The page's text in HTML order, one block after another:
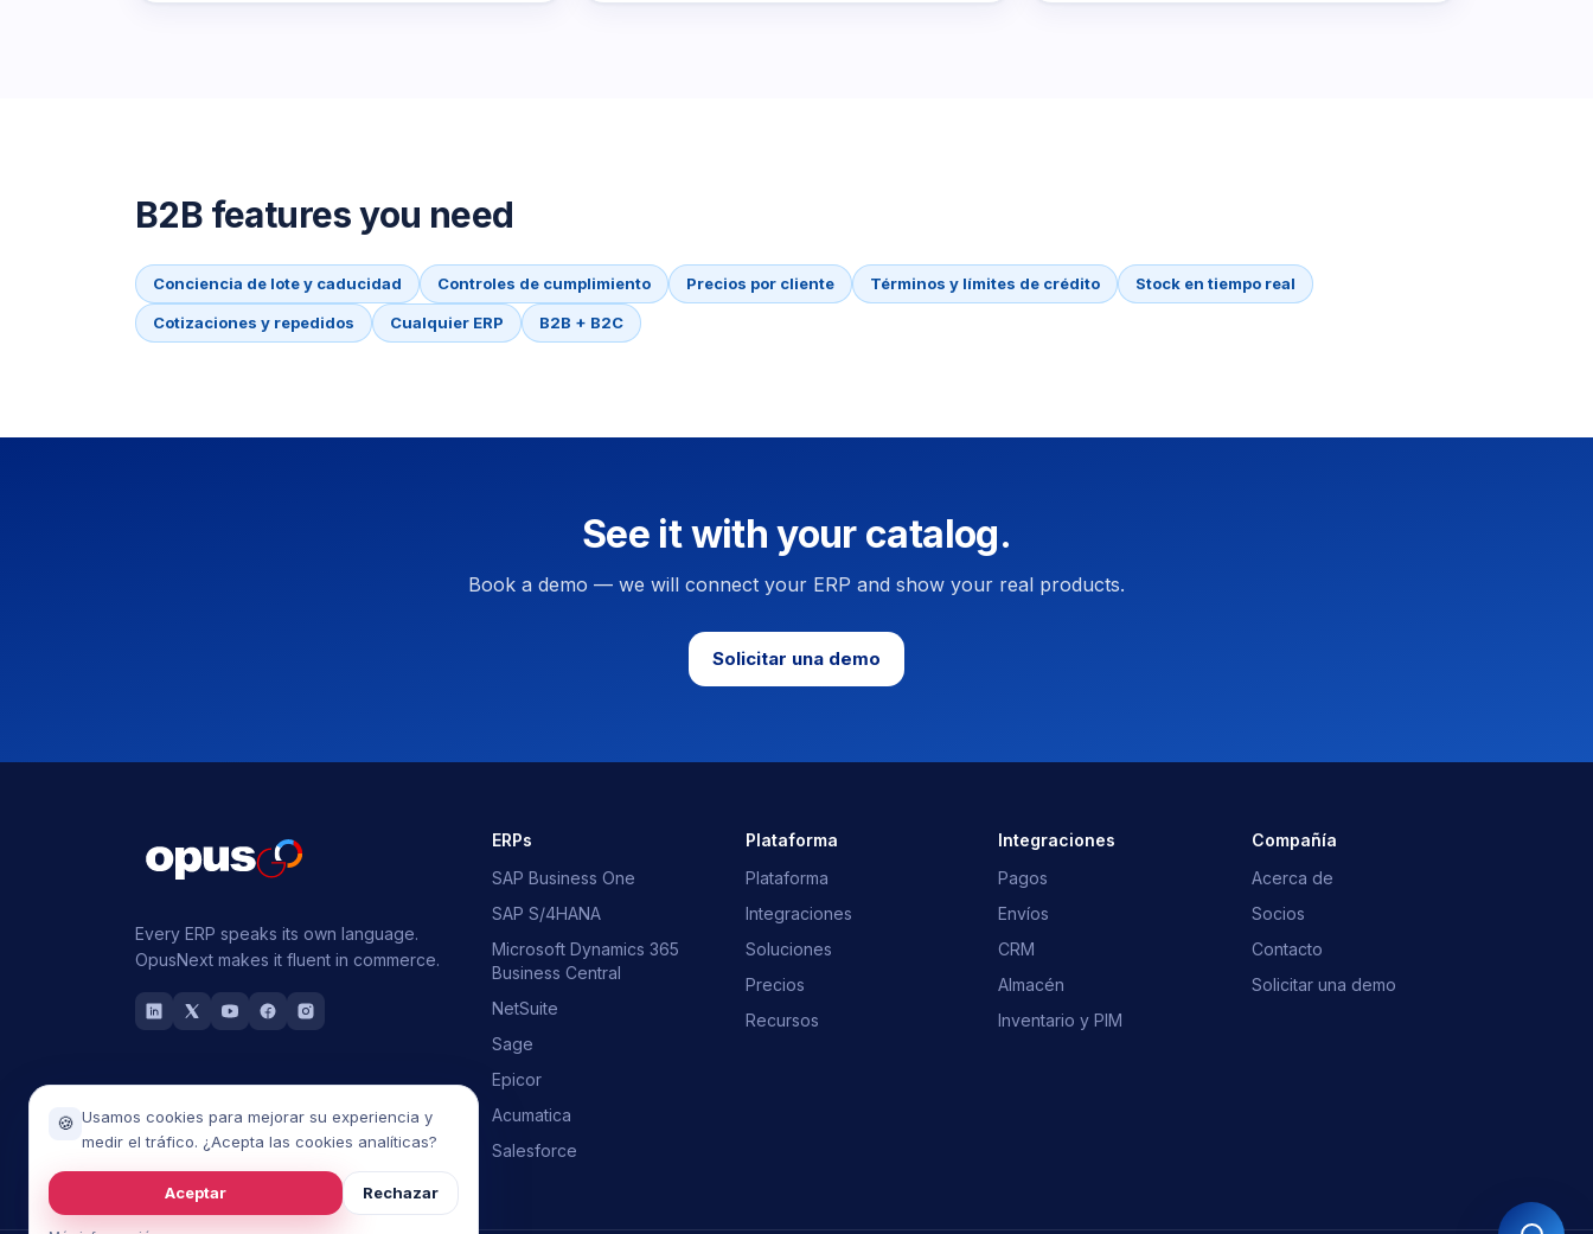
B2B features you need
Conciencia de lote y caducidad Controles de cumplimiento Precios por cliente Términos y límites de crédito Stock en tiempo real
Cotizaciones y repedidos Cualquier ERP B2B + B2C
See it with your catalog.
Book a demo — we will connect your ERP and show your real products.
Solicitar una demo
Every ERP speaks its own language.
OpusNext makes it fluent in commerce.
ERPs
SAP Business One
SAP S/4HANA
Microsoft Dynamics 365
Business Central
NetSuite
Sage
Epicor
Acumatica
Salesforce
Plataforma
Plataforma
Integraciones
Soluciones
Precios
Recursos
Integraciones
Pagos
Envíos
CRM
Almacén
Inventario y PIM
Compañía
Acerca de
Socios
Contacto
Solicitar una demo
¿Qué es OpusNext? ¿Qué ERP?
🍪 Usamos cookies para mejorar su experiencia y
medir el tráfico. ¿Acepta las cookies analíticas?
Aceptar Rechazar